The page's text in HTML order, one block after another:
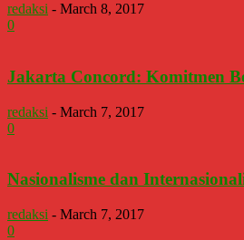
redaksi - March 8, 2017
0
Jakarta Concord: Komitmen
redaksi - March 7, 2017
0
Nasionalisme dan
redaksi - March 7, 2017
0